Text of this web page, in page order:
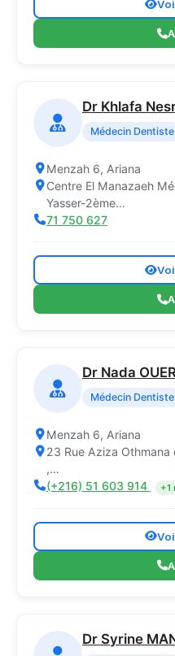
Dr Khlafa
Médecin Dentiste
Menzah 6, Ariana
Centre El Manazaeh
Yasser-2ème…
71 750 627
Dr Nada
Médecin Dentiste
Menzah 6, Ariana
23 Rue Aziza
,…
(+216) 51 603 914
+1
Dr Syrine